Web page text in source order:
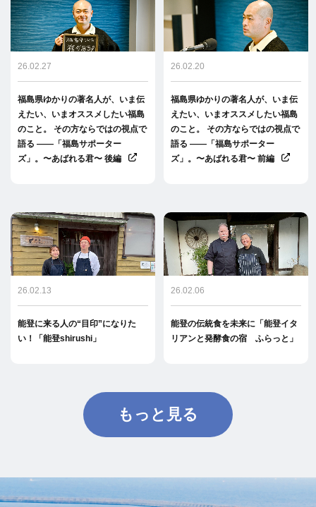
26.02.27
福島県ゆかりの著名人が、いま伝
えたい、いまオススメしたい福島
のこと。 その方ならではの視点で
語る ――「福島サポーター
ズ」。〜あばれる君〜 後編
26.02.20
福島県ゆかりの著名人が、いま伝
えたい、いまオススメしたい福島
のこと。 その方ならではの視点で
語る ――「福島サポーター
ズ」。〜あばれる君〜 前編
26.02.13
能登に来る人の“目印”になりた
い！「能登shirushi」
26.02.06
能登の伝統食を未来に「能登イタ
リアンと発酵食の宿 ふらっと」
もっと見る